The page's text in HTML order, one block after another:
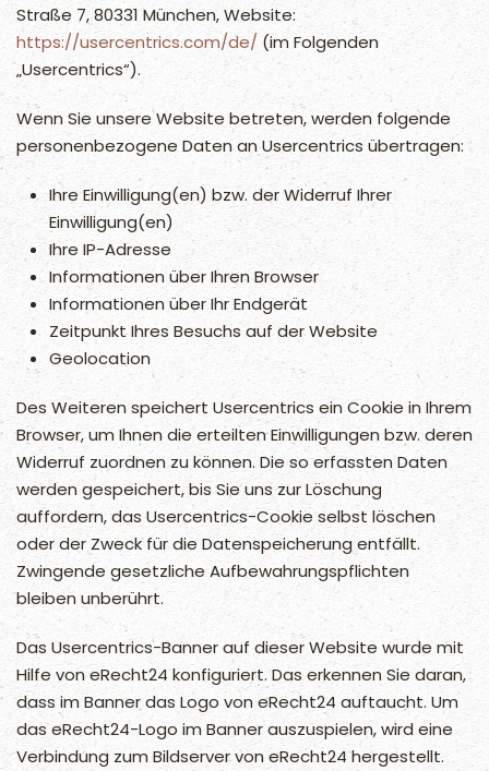
Straße 7, 80331 München, Website:
https://usercentrics.com/de/ (im Folgenden
„Usercentrics“).
Wenn Sie unsere Website betreten, werden folgende
personenbezogene Daten an Usercentrics übertragen:
Ihre Einwilligung(en) bzw. der Widerruf Ihrer
Einwilligung(en)
Ihre IP-Adresse
Informationen über Ihren Browser
Informationen über Ihr Endgerät
Zeitpunkt Ihres Besuchs auf der Website
Geolocation
Des Weiteren speichert Usercentrics ein Cookie in Ihrem
Browser, um Ihnen die erteilten Einwilligungen bzw. deren
Widerruf zuordnen zu können. Die so erfassten Daten
werden gespeichert, bis Sie uns zur Löschung
auffordern, das Usercentrics-Cookie selbst löschen
oder der Zweck für die Datenspeicherung entfällt.
Zwingende gesetzliche Aufbewahrungspflichten
bleiben unberührt.
Das Usercentrics-Banner auf dieser Website wurde mit
Hilfe von eRecht24 konfiguriert. Das erkennen Sie daran,
dass im Banner das Logo von eRecht24 auftaucht. Um
das eRecht24-Logo im Banner auszuspielen, wird eine
Verbindung zum Bildserver von eRecht24 hergestellt.